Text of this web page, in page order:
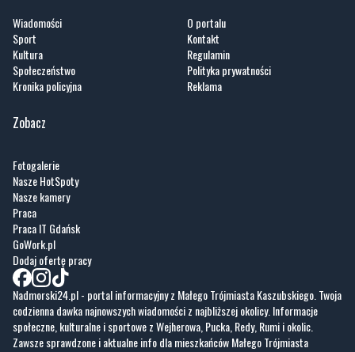
Wiadomości
Sport
Kultura
Społeczeństwo
Kronika policyjna
O portalu
Kontakt
Regulamin
Polityka prywatności
Reklama
Zobacz
Fotogalerie
Nasze HotSpoty
Nasze kamery
Praca
Praca IT Gdańsk
GoWork.pl
Dodaj ofertę pracy
Nadmorski24.pl - portal informacyjny z Małego Trójmiasta Kaszubskiego. Twoja
codzienna dawka najnowszych wiadomości z najbliższej okolicy. Informacje
społeczne, kulturalne i sportowe z Wejherowa, Pucka, Redy, Rumi i okolic.
Zawsze sprawdzone i aktualne info dla mieszkańców Małego Trójmiasta